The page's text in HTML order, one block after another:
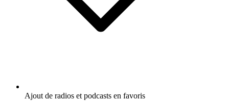
Ajout de radios et podcasts en favoris